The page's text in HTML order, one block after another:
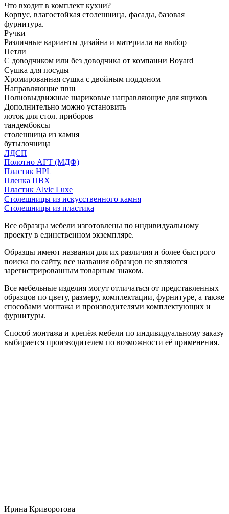
Что входит в комплект кухни?
Корпус, влагостойкая столешница, фасады, базовая
фурнитура.
Ручки
Различные варианты дизайна и материала на выбор
Петли
С доводчиком или без доводчика от компании Boyard
Сушка для посуды
Хромированная сушка с двойным поддоном
Направляющие пвш
Полновыдвижные шариковые направляющие для ящиков
Дополнительно можно установить
лоток для стол. приборов
тандембоксы
столешница из камня
бутылочница
ЛДСП
Полотно АГТ (МДФ)
Пластик HPL
Пленка ПВХ
Пластик Alvic Luxe
Столешницы из искусственного камня
Столешницы из пластика
Все образцы мебели изготовлены по индивидуальному
проекту в единственном экземпляре.
Образцы имеют названия для их различия и более быстрого
поиска по сайту, все названия образцов не являются
зарегистрированным товарным знаком.
Все мебельные изделия могут отличаться от представленных
образцов по цвету, размеру, комплектации, фурнитуре, а также
способами монтажа и производителями комплектующих и
фурнитуры.
Способ монтажа и крепёж мебели по индивидуальному заказу
выбирается производителем по возможности её применения.
Ирина Криворотова